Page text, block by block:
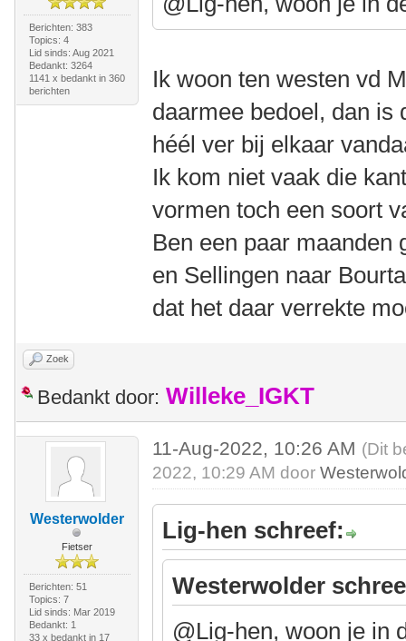
Berichten: 383
Topics: 4
Lid sinds: Aug 2021
Bedankt: 3264
1141 x bedankt in 360
berichten
Ik woon ten westen vd
daarmee bedoel, dan is
héél ver bij elkaar
Ik kom niet vaak die
vormen toch een soort
Ben een paar maanden
en Sellingen naar
dat het daar verrekte
Zoek
Bedankt door: Willeke_IGKT
Westerwolder
Fietser
Berichten: 51
Topics: 7
Lid sinds: Mar 2019
Bedankt: 1
33 x bedankt in 17
11-Aug-2022, 10:26 AM (Dit
2022, 10:29 AM door
Lig-hen schreef:
Westerwolder
@Lig-hen, woon je in